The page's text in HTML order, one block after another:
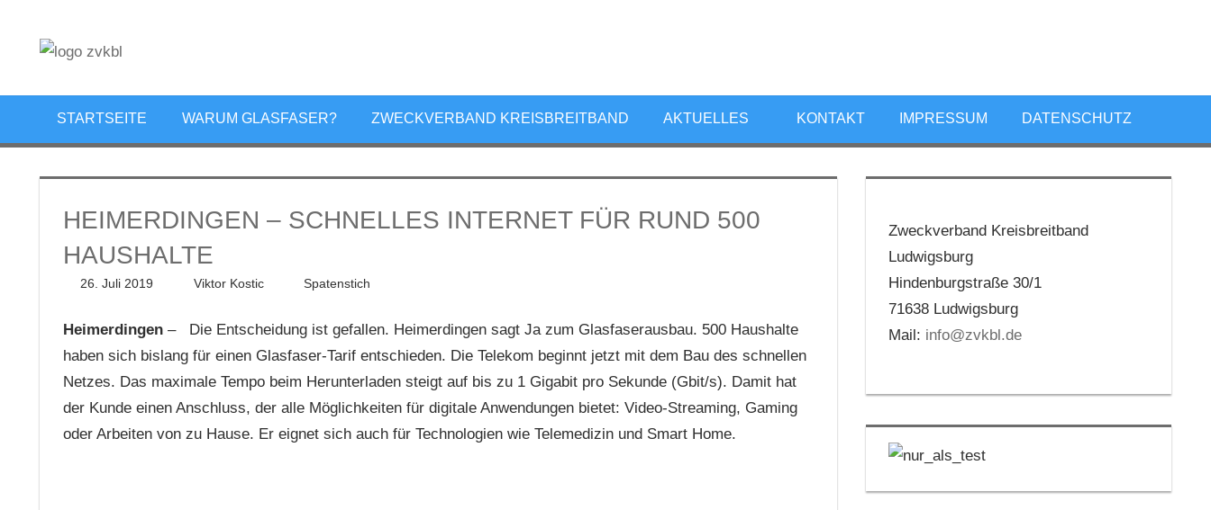
KREISBREITBAND
LUDWIGSBURG
Glasfaserausbau
Ludwigsburg
STARTSEITE WARUM GLASFASER? ZWECKVERBAND KREISBREITBAND AKTUELLES KONTAKT IMPRESSUM DATENSCHUTZ
HEIMERDINGEN – SCHNELLES INTERNET FÜR RUND 500
HAUSHALTE
26. Juli 2019 Viktor Kostic Spatenstich
Heimerdingen – Die Entscheidung ist gefallen. Heimerdingen sagt Ja zum Glasfaserausbau. 500 Haushalte
haben sich bislang für einen Glasfaser-Tarif entschieden. Die Telekom beginnt jetzt mit dem Bau des schnellen
Netzes. Das maximale Tempo beim Herunterladen steigt auf bis zu 1 Gigabit pro Sekunde (Gbit/s). Damit hat
der Kunde einen Anschluss, der alle Möglichkeiten für digitale Anwendungen bietet: Video-Streaming, Gaming
oder Arbeiten von zu Hause. Er eignet sich auch für Technologien wie Telemedizin und Smart Home.
Zweckverband Kreisbreitband
Ludwigsburg
Hindenburgstraße 30/1
71638 Ludwigsburg
Mail: info@zvkbl.de